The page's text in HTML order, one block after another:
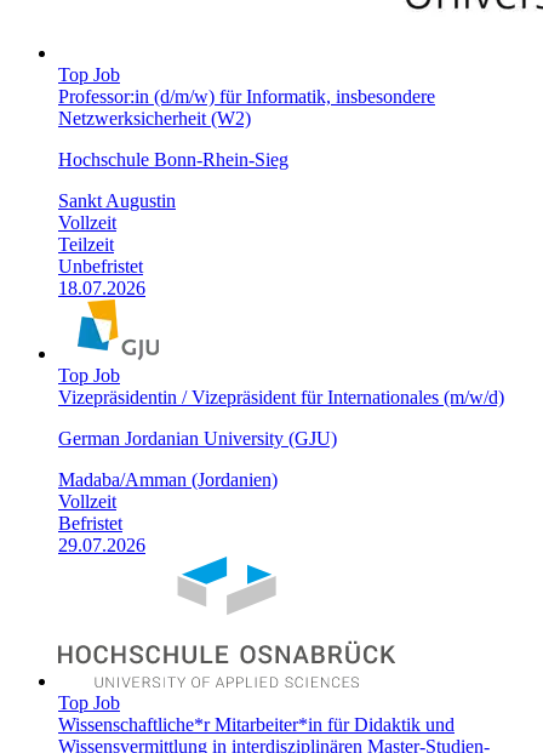
Top Job
Professor:in (d/m/w) für Informatik, insbesondere
Netzwerksicherheit (W2)
Hochschule Bonn-Rhein-Sieg
Sankt Augustin
Vollzeit
Teilzeit
Unbefristet
18.07.2026
Top Job
Vizepräsidentin / Vizepräsident für Internationales (m/w/d)
German Jordanian University (GJU)
Madaba/Amman (Jordanien)
Vollzeit
Befristet
29.07.2026
Top Job
Wissenschaftliche*r Mitarbeiter*in für Didaktik und
Wissensvermittlung in inter­disziplinären Master-Studien­